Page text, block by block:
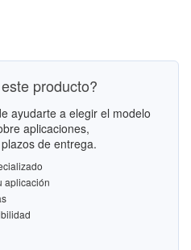
producto?
ayudarte a elegir el modelo
aplicaciones,
de entrega.
aplicación